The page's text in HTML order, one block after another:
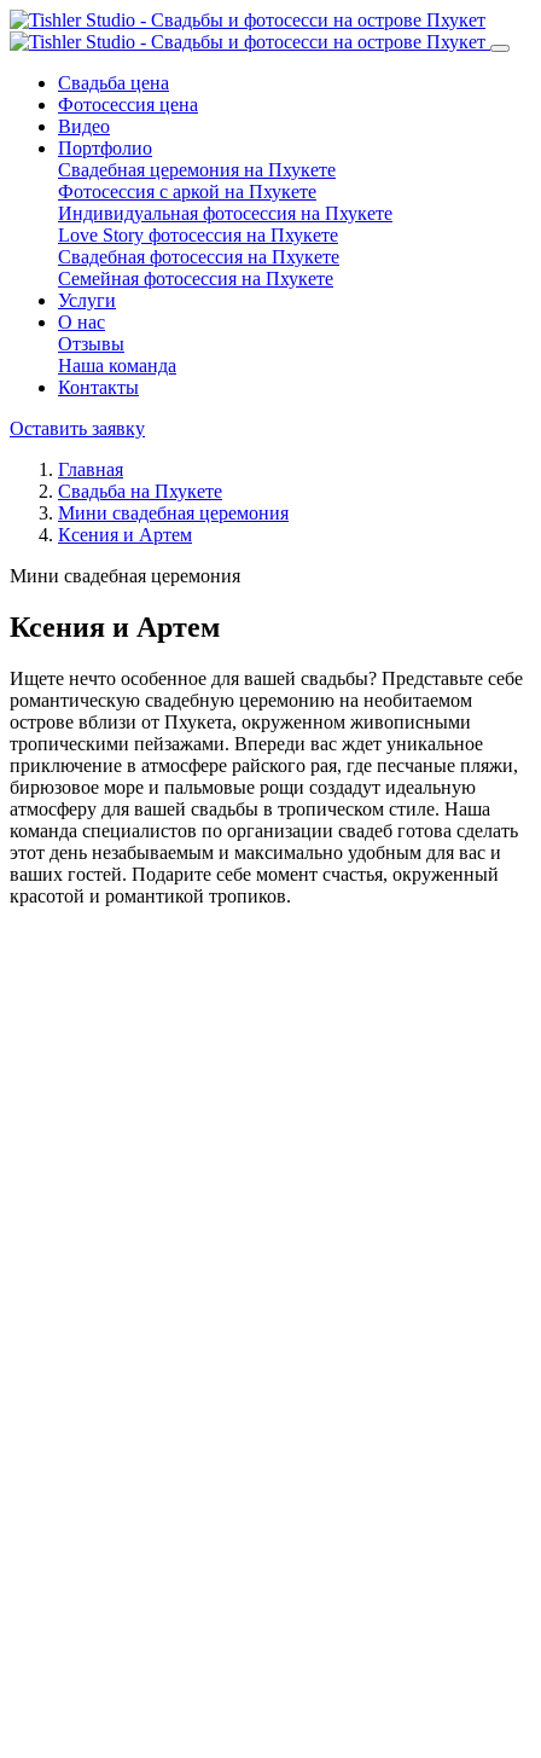
Свадьба цена
Фотосессия цена
Видео
Портфолио
Свадебная церемония на Пхукете
Фотосессия с аркой на Пхукете
Индивидуальная фотосессия на Пхукете
Love Story фотосессия на Пхукете
Свадебная фотосессия на Пхукете
Семейная фотосессия на Пхукете
Услуги
О нас
Отзывы
Наша команда
Контакты
Оставить заявку
Главная
Свадьба на Пхукете
Мини свадебная церемония
Ксения и Артем
Мини свадебная церемония
Ксения и Артем
Ищете нечто особенное для вашей свадьбы? Представьте себе
романтическую свадебную церемонию на необитаемом
острове вблизи от Пхукета, окруженном живописными
тропическими пейзажами. Впереди вас ждет уникальное
приключение в атмосфере райского рая, где песчаные пляжи,
бирюзовое море и пальмовые рощи создадут идеальную
атмосферу для вашей свадьбы в тропическом стиле. Наша
команда специалистов по организации свадеб готова сделать
этот день незабываемым и максимально удобным для вас и
ваших гостей. Подарите себе момент счастья, окруженный
красотой и романтикой тропиков.